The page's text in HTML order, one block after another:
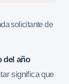
solicitante de
del año
significa que